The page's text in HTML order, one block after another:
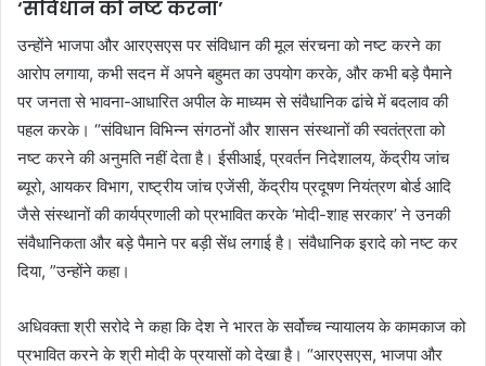
‘संविधान को नष्ट करना’
उन्होंने भाजपा और आरएसएस पर संविधान की मूल संरचना को नष्ट करने का
आरोप लगाया, कभी सदन में अपने बहुमत का उपयोग करके, और कभी बड़े पैमाने
पर जनता से भावना-आधारित अपील के माध्यम से संवैधानिक ढांचे में बदलाव की
पहल करके। “संविधान विभिन्न संगठनों और शासन संस्थानों की स्वतंत्रता को
नष्ट करने की अनुमति नहीं देता है। ईसीआई, प्रवर्तन निदेशालय, केंद्रीय जांच
ब्यूरो, आयकर विभाग, राष्ट्रीय जांच एजेंसी, केंद्रीय प्रदूषण नियंत्रण बोर्ड आदि
जैसे संस्थानों की कार्यप्रणाली को प्रभावित करके ‘मोदी-शाह सरकार’ ने उनकी
संवैधानिकता और बड़े पैमाने पर बड़ी सेंध लगाई है। संवैधानिक इरादे को नष्ट कर
दिया, ”उन्होंने कहा।
अधिवक्ता श्री सरोदे ने कहा कि देश ने भारत के सर्वोच्च न्यायालय के कामकाज को
प्रभावित करने के श्री मोदी के प्रयासों को देखा है। “आरएसएस, भाजपा और